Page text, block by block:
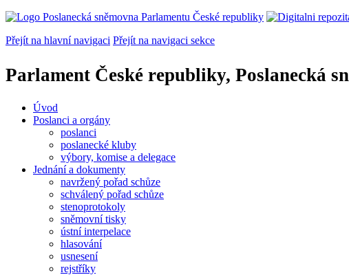
Přejít na hlavní navigaci Přejít na navigaci sekce
Parlament České republiky, Poslanecká
Úvod
Poslanci a orgány
poslanci
poslanecké kluby
výbory, komise a delegace
Jednání a dokumenty
navržený pořad schůze
schválený pořad schůze
stenoprotokoly
sněmovní tisky
ústní interpelace
hlasování
usnesení
rejstříky